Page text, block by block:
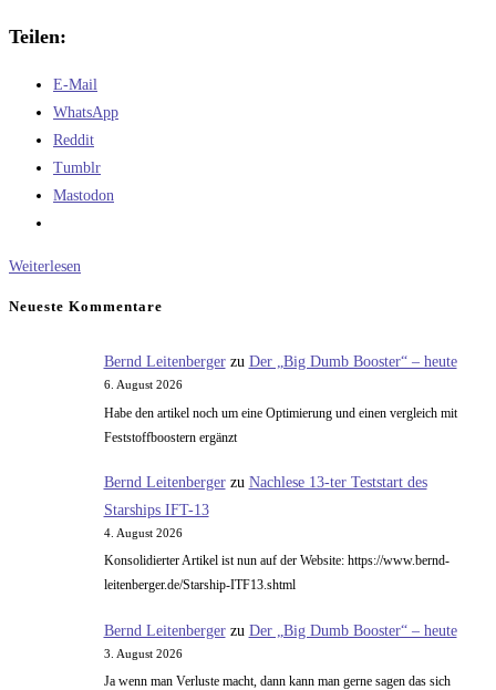
Teilen:
E-Mail
WhatsApp
Reddit
Tumblr
Mastodon
Weiterlesen
MSX
Neueste Kommentare
Bernd Leitenbergerzu Der „Big Dumb Booster“ – heute
6. August 2026
Habe den artikel noch um eine Optimierung und einen vergleich mit
Feststoffboostern ergänzt
Bernd Leitenbergerzu Nachlese 13-ter Teststart des
Starships IFT-13
4. August 2026
Konsolidierter Artikel ist nun auf der Website: https://www.bernd-
leitenberger.de/Starship-ITF13.shtml
Bernd Leitenbergerzu Der „Big Dumb Booster“ – heute
3. August 2026
Ja wenn man Verluste macht, dann kann man gerne sagen das sich